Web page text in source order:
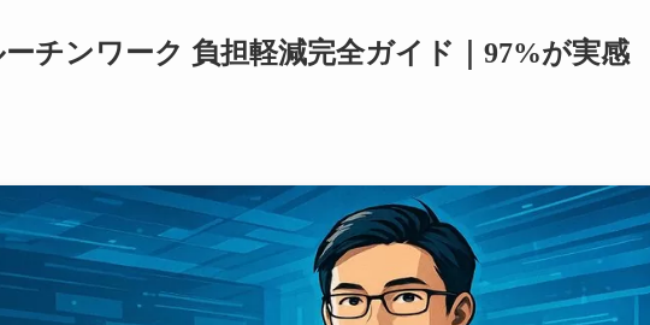
ーチンワーク 負担軽減完全ガイド｜97%が実感